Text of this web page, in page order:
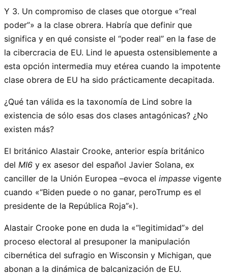
Y 3. Un compromiso de clases que otorgue « real
poder » a la clase obrera. Habría que definir que
significa y en qué consiste el
poder real en la fase de
la cibercracia de EU. Lind le apuesta ostensiblemente a
esta opción intermedia muy etérea cuando la impotente
clase obrera de EU ha sido prácticamente decapitada.
¿Qué tan válida es la taxonomía de Lind sobre la
existencia de sólo esas dos clases antagónicas? ¿No
existen más?
El británico Alastair Crooke, anterior espía británico
del MI6 y ex asesor del español Javier Solana, ex
canciller de la Unión Europea –evoca el impasse vigente
cuando « Biden puede o no ganar, peroTrump es el
presidente de la República Roja «).
Alastair Crooke pone en duda la « legitimidad » del
proceso electoral al presuponer la manipulación
cibernética del sufragio en Wisconsin y Michigan, que
abonan a la dinámica de balcanización de EU.